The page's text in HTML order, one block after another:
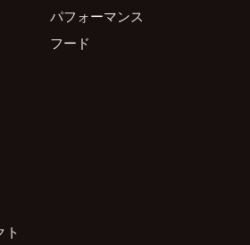
パフォーマンス
フード
ト